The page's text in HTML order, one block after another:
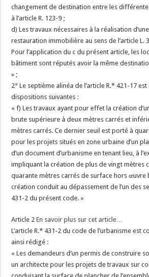
changement de destination entre les
à l’article R. 123-9 ;
d) Les travaux nécessaires à la réalisation
restauration immobilière au sens de l’article L.
Pour l’application du c du présent article, les
bâtiment sont réputés avoir la même
» ;
2° Le septième alinéa de l’article R.* 421-17
dispositions suivantes :
« f) Les travaux ayant pour effet la création
brute supérieure à deux mètres carrés et
mètres carrés. Ce dernier seuil est porté à
pour les projets situés en zone urbaine d’un
d’un document d’urbanisme en tenant lieu, à
impliquant la création de plus de vingt mètres
quarante mètres carrés de surface hors œuvre
création conduit au dépassement de l’un des
431-2 du présent code. »
Article 2En savoir plus sur cet article…
L’article R.* 431-2 du code de l’urbanisme est
ainsi rédigé :
« Les demandeurs d’un permis de construire
un architecte pour les projets de travaux sur